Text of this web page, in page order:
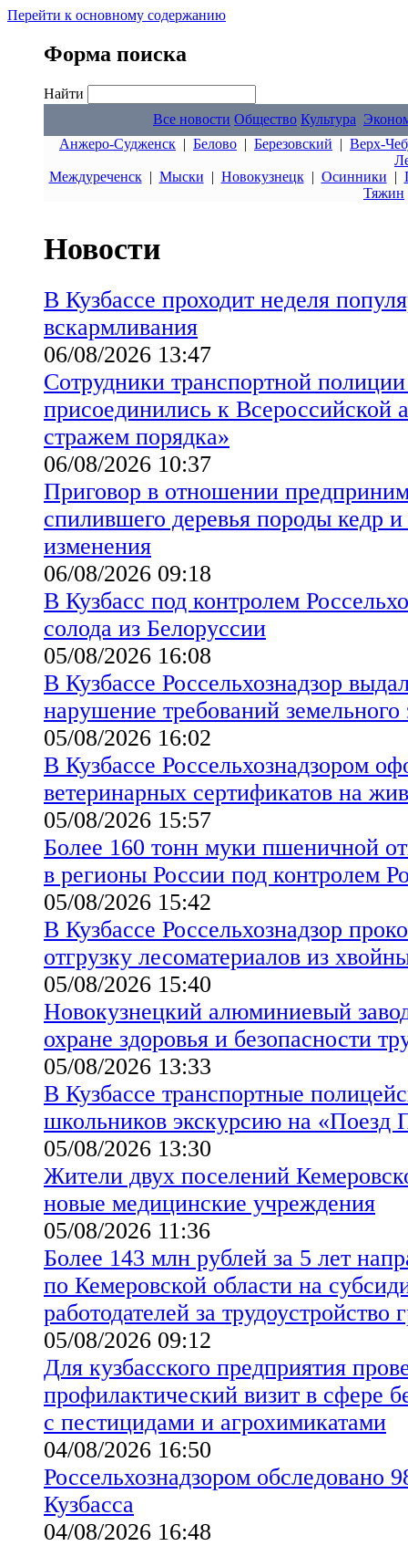
Перейти к основному содержанию
Форма поиска
Найти
Все новости Общество Культура
Анжеро-Судженск | Белово | Березовский | Верх-
Междуреченск| Мыски | Новокузнецк| Осинники |
Тяжин
Новости
В Кузбассе проходит неделя
вскармливания
06/08/2026 13:47
Сотрудники транспортной полиции
присоединились к Всероссийской
стражем порядка»
06/08/2026 10:37
Приговор в отношении
спилившего деревья породы кедр и
изменения
06/08/2026 09:18
В Кузбасс под контролем
солода из Белоруссии
05/08/2026 16:08
В Кузбассе Россельхознадзор
нарушение требований земельного
05/08/2026 16:02
В Кузбассе Россельхознадзором
ветеринарных сертификатов на
05/08/2026 15:57
Более 160 тонн муки пшеничной
в регионы России под контролем
05/08/2026 15:42
В Кузбассе Россельхознадзор
отгрузку лесоматериалов из
05/08/2026 15:40
Новокузнецкий алюминиевый
охране здоровья и безопасности
05/08/2026 13:33
В Кузбассе транспортные
школьников экскурсию на «Поезд
05/08/2026 13:30
Жители двух поселений
новые медицинские учреждения
05/08/2026 11:36
Более 143 млн рублей за 5 лет
по Кемеровской области на
работодателей за трудоустройство
05/08/2026 09:12
Для кузбасского предприятия
профилактический визит в сфере
с пестицидами и агрохимикатами
04/08/2026 16:50
Россельхознадзором обследовано
Кузбасса
04/08/2026 16:48